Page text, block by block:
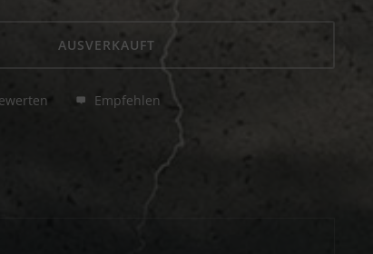
AUSVERKAUFT
Empfehlen